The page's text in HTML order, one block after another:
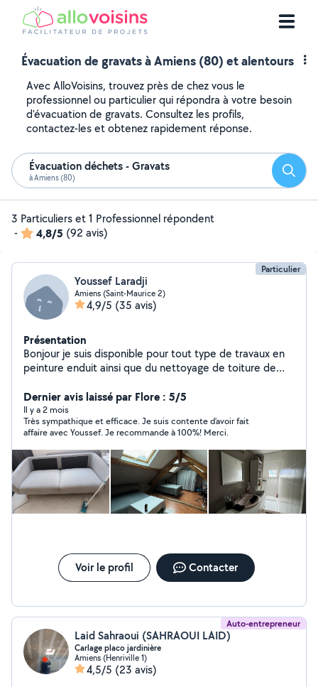
Évacuation de gravats à Amiens (80) et alentours
Avec AlloVoisins, trouvez près de chez vous le
professionnel ou particulier qui répondra à votre besoin
d'évacuation de gravats. Consultez les profils,
contactez-les et obtenez rapidement réponse.
Évacuation déchets - Gravats
à Amiens (80)
3 Particuliers et 1 Professionnel répondent
-
4,8/5 (92 avis)
Particulier
Youssef Laradji
Amiens (Saint-Maurice 2)
4,9/5 (35 avis)
Présentation
Bonjour je suis disponible pour tout type de travaux en
peinture enduit ainsi que du nettoyage de toiture de
cordialement
Dernier avis laissé par Flore : 5/5
Il y a 2 mois
Très sympathique et efficace. Je suis contente d’avoir fait
affaire avec Youssef. Je recommande à 100%! Merci.
Voir le profil Contacter
Auto-entrepreneur
Laid Sahraoui (SAHRAOUI LAID)
Carlage placo jardinière
Amiens (Henriville 1)
4,5/5 (23 avis)